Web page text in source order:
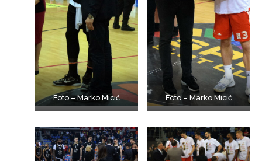
Foto – Marko Micić Foto – Marko Micić